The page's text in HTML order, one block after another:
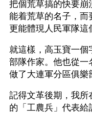
把個荒草搞的快要崩
能着荒草的名子，而
更能體現人民軍隊這
就這樣，高玉寶一個
部隊作家。他也從一
做了大連軍分區俱樂
記得文革後期，我所
的「工農兵」代表